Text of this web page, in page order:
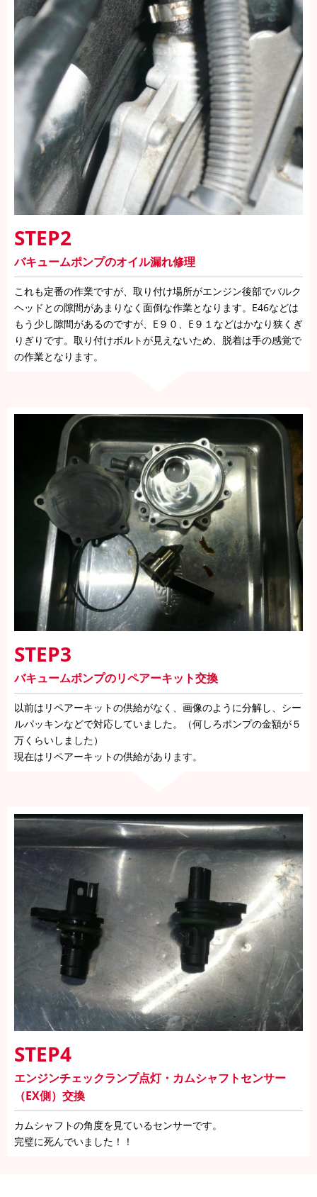
STEP2
バキュームポンプのオイル漏れ修理
これも定番の作業ですが、取り付け場所がエンジン後部でバルク
ヘッドとの隙間があまりなく面倒な作業となります。E46などは
もう少し隙間があるのですが、E９０、E９１などはかなり狭くぎ
りぎりです。取り付けボルトが見えないため、脱着は手の感覚で
の作業となります。
STEP3
バキュームポンプのリペアーキット交換
以前はリペアーキットの供給がなく、画像のように分解し、シー
ルパッキンなどで対応していました。（何しろポンプの金額が５
万くらいしました）
現在はリペアーキットの供給があります。
STEP4
エンジンチェックランプ点灯・カムシャフトセンサー
（EX側）交換
カムシャフトの角度を見ているセンサーです。
完璧に死んでいました！！